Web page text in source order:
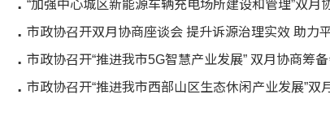
“加强中心城区新能源车辆充电场所建设和管理”双月
市政协召开双月协商座谈会 提升诉源治理实效 助力
市政协召开“推进我市5G智慧产业发展” 双月协商筹
市政协召开“推进我市西部山区生态休闲产业发展”双